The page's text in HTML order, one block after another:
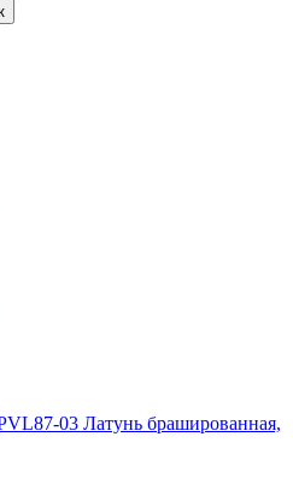
03 Латунь брашированная,